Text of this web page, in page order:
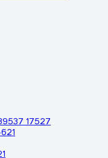
17527